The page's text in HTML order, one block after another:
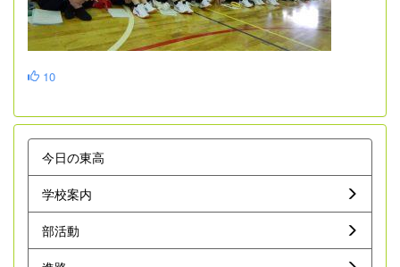
10
今日の東高
学校案内
部活動